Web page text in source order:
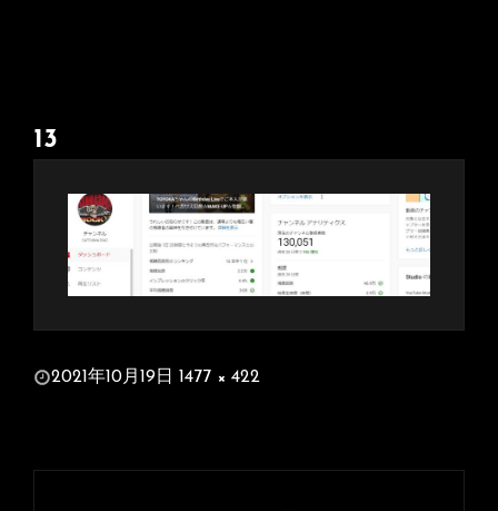
13
投2021年10月19日 1477 × 422